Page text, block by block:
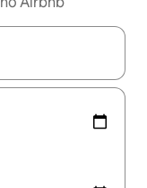
explore-os